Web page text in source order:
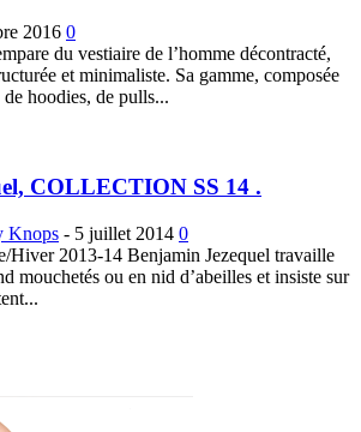
2016 0
du vestiaire de l’homme décontracté,
et minimaliste. Sa gamme, composée
hoodies, de pulls...
COLLECTION SS 14 .
Knops - 5 juillet 2014 0
Hiver 2013-14 Benjamin Jezequel travaille
mouchetés ou en nid d’abeilles et insiste sur